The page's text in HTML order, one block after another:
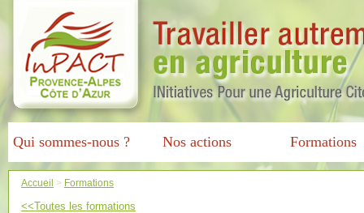
Qui sommes-nous ? Nos actions Formations
Accueil > Formations
<<Toutes les formations